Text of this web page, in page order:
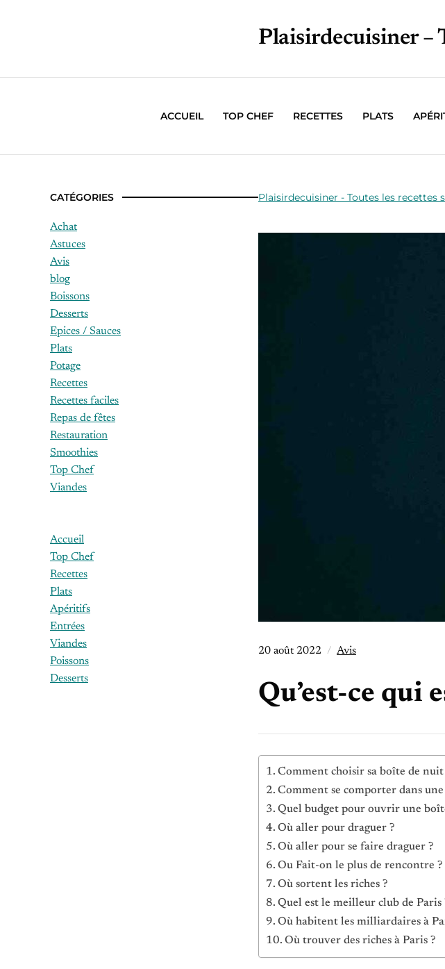
Plaisirdecuisiner –
ACCUEIL TOP CHEF RECETTES PLATS
Plaisirdecuisiner - Toutes les recettes
20 août 2022 Avis
Qu’est-ce qui
Comment choisir sa boîte de nuit
Comment se comporter dans
Quel budget pour ouvrir une
Où aller pour draguer ?
Où aller pour se faire draguer ?
Ou Fait-on le plus de rencontre ?
Où sortent les riches ?
Quel est le meilleur club de Paris
Où habitent les milliardaires à
Où trouver des riches à Paris ?
CATÉGORIES
Achat
Astuces
Avis
blog
Boissons
Desserts
Epices / Sauces
Plats
Potage
Recettes
Recettes faciles
Repas de fêtes
Restauration
Smoothies
Top Chef
Viandes
Accueil
Top Chef
Recettes
Plats
Apéritifs
Entrées
Viandes
Poissons
Desserts